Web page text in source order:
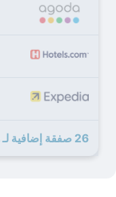
26 صفقة إضافية لـ هوتل أون ديفونبورت